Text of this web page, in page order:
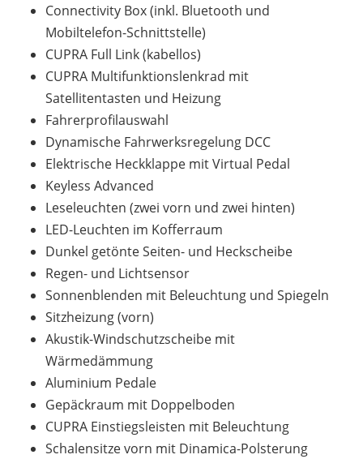
Connectivity Box (inkl. Bluetooth und
Mobiltelefon-Schnittstelle)
CUPRA Full Link (kabellos)
CUPRA Multifunktionslenkrad mit
Satellitentasten und Heizung
Fahrerprofilauswahl
Dynamische Fahrwerksregelung DCC
Elektrische Heckklappe mit Virtual Pedal
Keyless Advanced
Leseleuchten (zwei vorn und zwei hinten)
LED-Leuchten im Kofferraum
Dunkel getönte Seiten- und Heckscheibe
Regen- und Lichtsensor
Sonnenblenden mit Beleuchtung und Spiegeln
Sitzheizung (vorn)
Akustik-Windschutzscheibe mit
Wärmedämmung
Aluminium Pedale
Gepäckraum mit Doppelboden
CUPRA Einstiegsleisten mit Beleuchtung
Schalensitze vorn mit Dinamica-Polsterung